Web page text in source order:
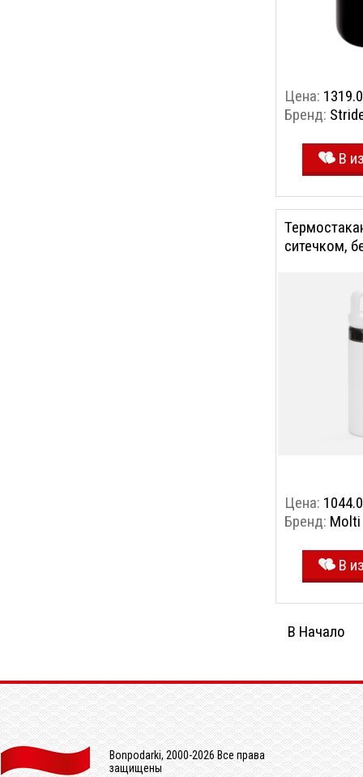
Цена:
Бренд:
В
Цена:
Бренд: Molti
В
ситечком,
В
Bonpodarki, 2000-2026 Все права
защищены